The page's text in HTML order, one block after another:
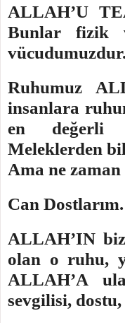
ALLAH’U
Bunlar fizik
vücudumuzdur.
Ruhumuz
insanlara
en değerli
Meleklerden
Ama ne
Can Dostlarım.
ALLAH’IN
olan o ruhu,
ALLAH’A
sevgilisi,